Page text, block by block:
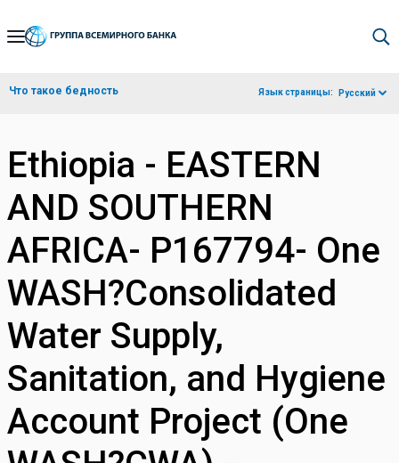
Skip
Navigation
Что такое бедность Язык страницы: Русский
Ethiopia - EASTERN
AND SOUTHERN
AFRICA- P167794- One
WASH?Consolidated
Water Supply,
Sanitation, and Hygiene
Account Project (One